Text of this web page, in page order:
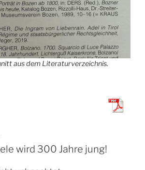
aus dem Literaturverzeichnis.
wird 300 Jahre jung!